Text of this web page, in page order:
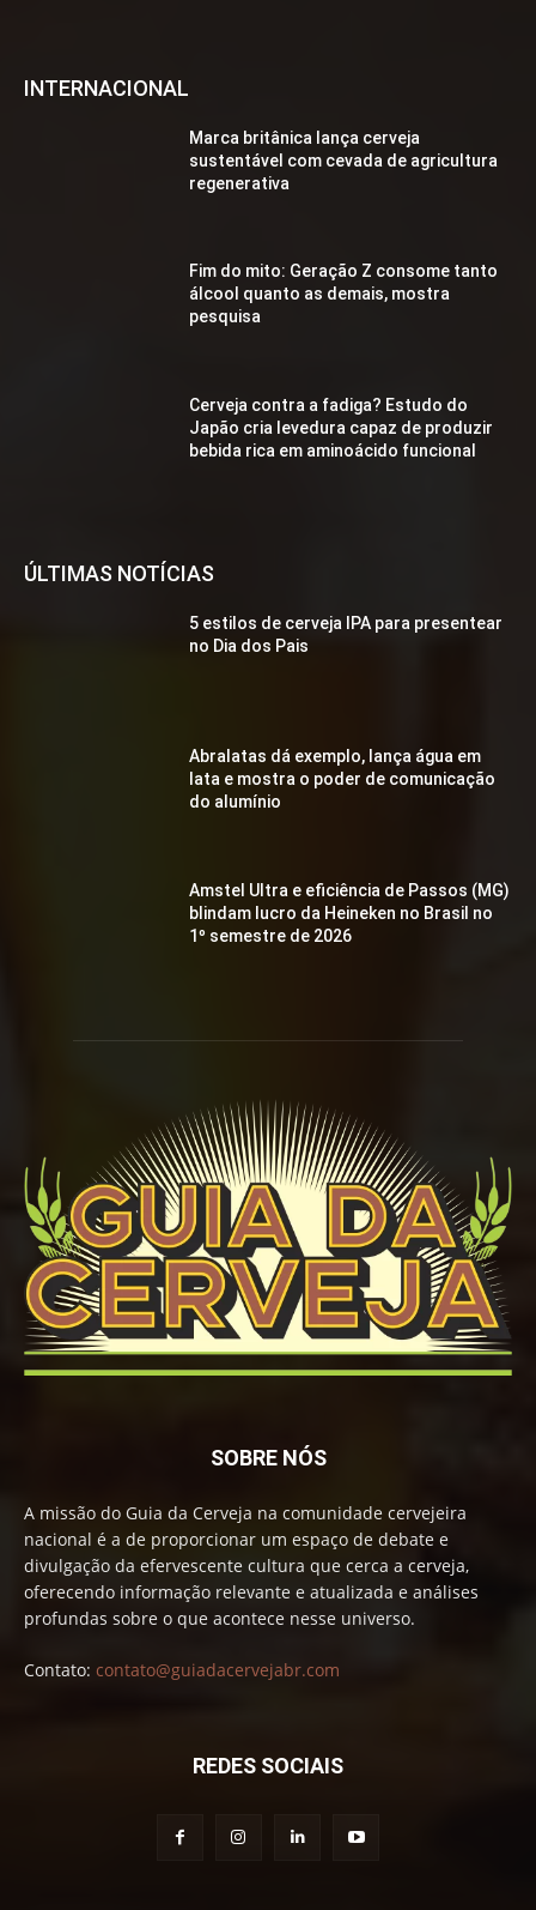
INTERNACIONAL
Marca britânica lança cerveja
sustentável com cevada de agricultura
regenerativa
Fim do mito: Geração Z consome tanto
álcool quanto as demais, mostra
pesquisa
Cerveja contra a fadiga? Estudo do
Japão cria levedura capaz de produzir
bebida rica em aminoácido funcional
ÚLTIMAS NOTÍCIAS
5 estilos de cerveja IPA para presentear
no Dia dos Pais
Abralatas dá exemplo, lança água em
lata e mostra o poder de comunicação
do alumínio
Amstel Ultra e eficiência de Passos (MG)
blindam lucro da Heineken no Brasil no
1º semestre de 2026
SOBRE NÓS
A missão do Guia da Cerveja na comunidade cervejeira
nacional é a de proporcionar um espaço de debate e
divulgação da efervescente cultura que cerca a cerveja,
oferecendo informação relevante e atualizada e análises
profundas sobre o que acontece nesse universo.
Contato: contato@guiadacervejabr.com
REDES SOCIAIS